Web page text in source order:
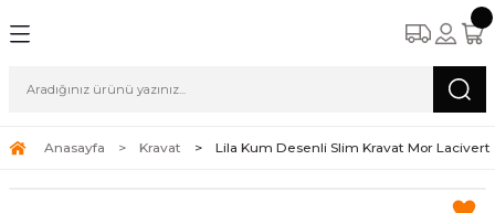
Anasayfa Kravat Lila Kum Desenli Slim Kravat Mor Lacivert